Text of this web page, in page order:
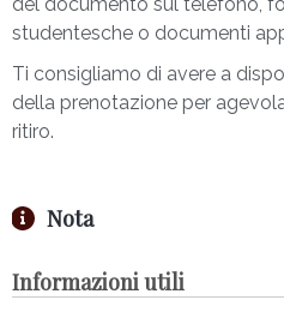
Alessandro Haber (Bonifacio
(Raffaello), Giusi Cataldo
Mons. Daniele Micheletti,
composizioni originali di
registrate con l’Orchestra del
del Pantheon.
L’audioguida è prodotta da
a quattro mani da Ilaria D’Uva,
studentesche o documenti
Ti consigliamo di avere a
della prenotazione per
ritiro.
Nota
Informazioni utili